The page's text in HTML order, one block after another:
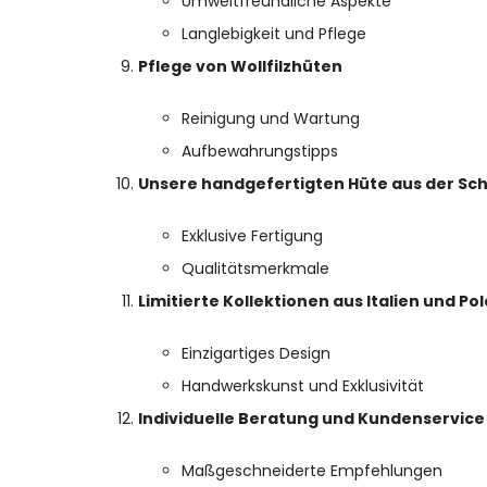
Langlebigkeit und Pflege
Pflege von Wollfilzhüten
Reinigung und Wartung
Aufbewahrungstipps
Unsere handgefertigten Hüte aus der
Exklusive Fertigung
Qualitätsmerkmale
Limitierte Kollektionen aus Italien und
Einzigartiges Design
Handwerkskunst und Exklusivität
Individuelle Beratung und Kundenservice
Maßgeschneiderte Empfehlungen